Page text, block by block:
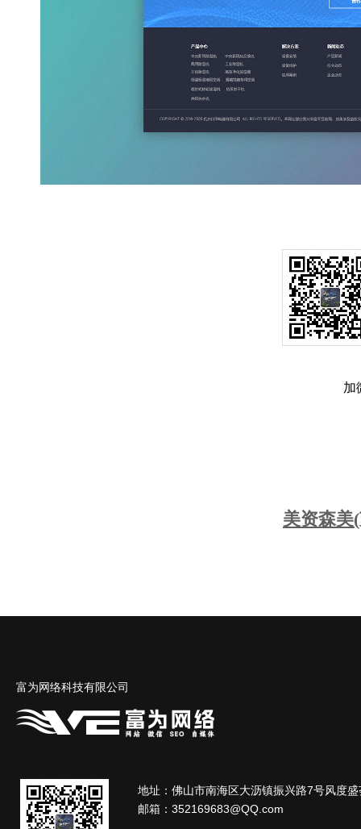
加
美资森美
富为网络科技有限公司
地址：佛山市南海区大沥镇振兴路7号风度
邮箱： 352169683@QQ.com